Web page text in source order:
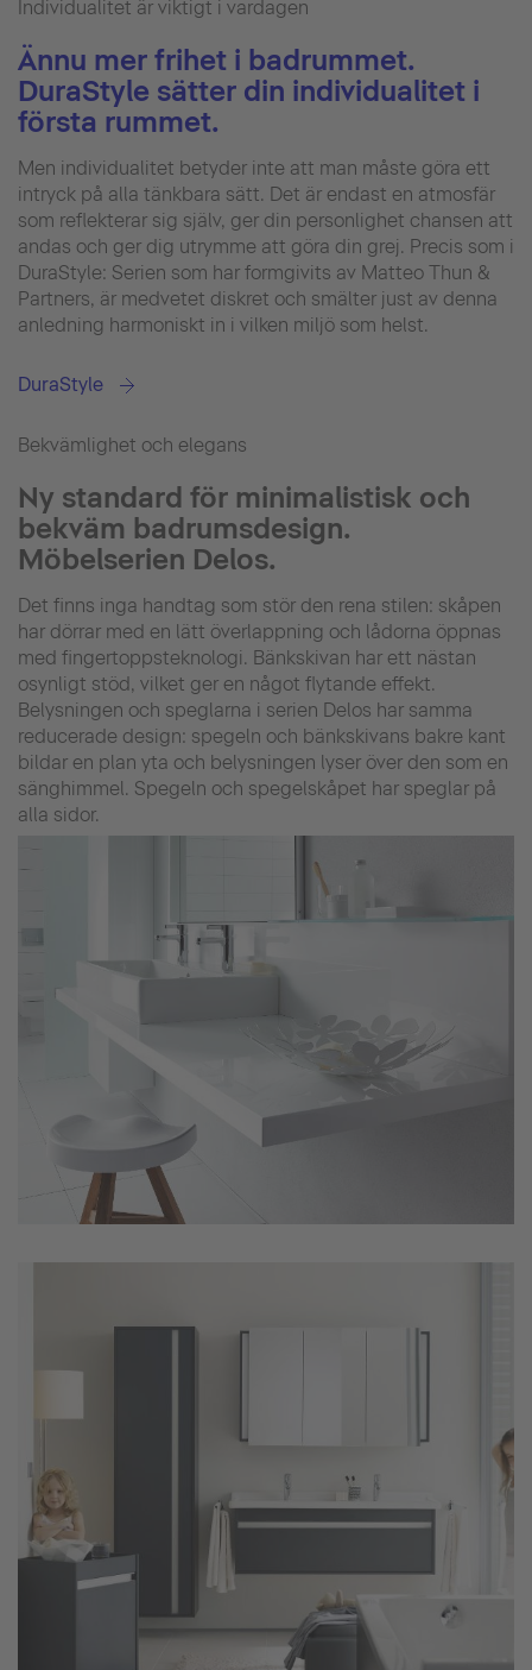
Individualitet är viktigt i vardagen
Ännu mer frihet i badrummet.
DuraStyle sätter din individualitet i
första rummet.
Men individualitet betyder inte att man måste göra ett
intryck på alla tänkbara sätt. Det är endast en atmosfär
som reflekterar sig själv, ger din personlighet chansen att
andas och ger dig utrymme att göra din grej. Precis som i
DuraStyle: Serien som har formgivits av Matteo Thun &
Partners, är medvetet diskret och smälter just av denna
anledning harmoniskt in i vilken miljö som helst.
DuraStyle
Bekvämlighet och elegans
Ny standard för minimalistisk och
bekväm badrumsdesign.
Möbelserien Delos.
Det finns inga handtag som stör den rena stilen: skåpen
har dörrar med en lätt överlappning och lådorna öppnas
med fingertoppsteknologi. Bänkskivan har ett nästan
osynligt stöd, vilket ger en något flytande effekt.
Belysningen och speglarna i serien Delos har samma
reducerade design: spegeln och bänkskivans bakre kant
bildar en plan yta och belysningen lyser över den som en
sänghimmel. Spegeln och spegelskåpet har speglar på
alla sidor.